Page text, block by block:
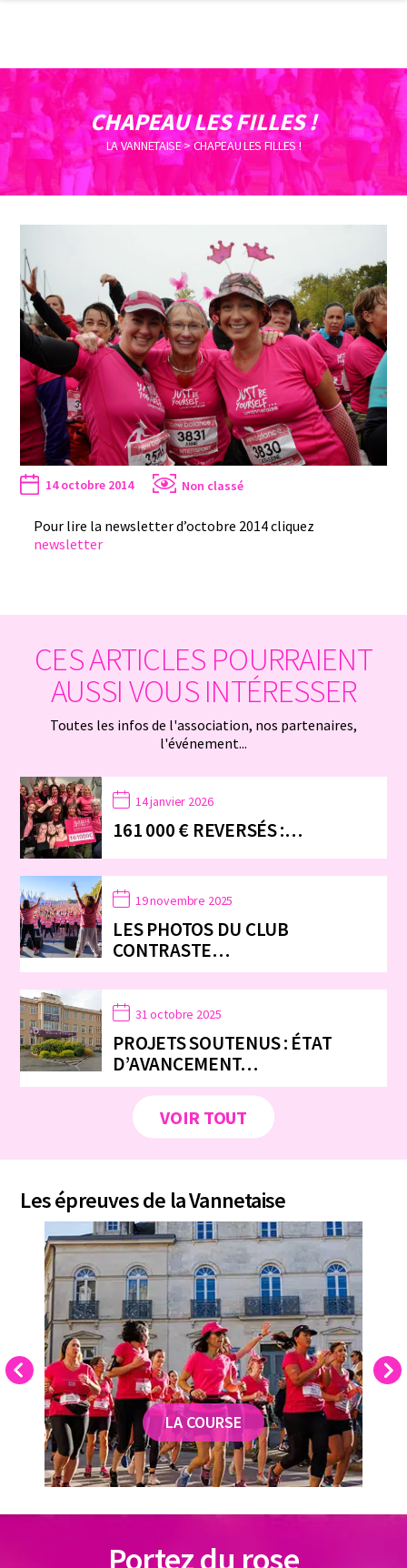
CHAPEAU LES FILLES !
LA VANNETAISE>CHAPEAU LES FILLES !
14 octobre 2014 Non classé
Pour lire la newsletter d’octobre 2014 cliquez
newsletter
CES ARTICLES POURRAIENT
AUSSI VOUS INTÉRESSER
Toutes les infos de l'association, nos partenaires,
l'événement...
VOIR TOUT
14 janvier 2026
161 000 € REVERSÉS :…
19 novembre 2025
LES PHOTOS DU CLUB
CONTRASTE…
31 octobre 2025
PROJETS SOUTENUS : ÉTAT
D’AVANCEMENT…
Les épreuves de la Vannetaise
Previous
LA COURSE
Next
Portez du rose